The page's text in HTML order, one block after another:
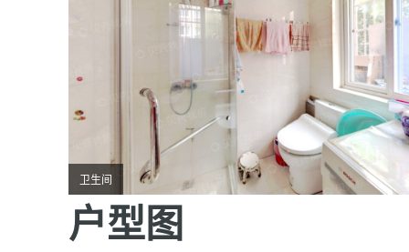
卫生间
户型图